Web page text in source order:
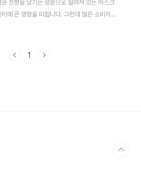
잔향을 남기는 성분으로 알려져 있는 머스크
에 큰 영향을 미칩니다. 그런데 많은 소비자들
디서 유래되었고 어떤 방식으로 향수에 쓰이
속 머스크 성분의 진짜 정체와 그 특징, 그리고
1